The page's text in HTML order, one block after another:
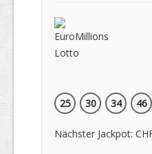
25
30 34 46
Nächster Jackpot: